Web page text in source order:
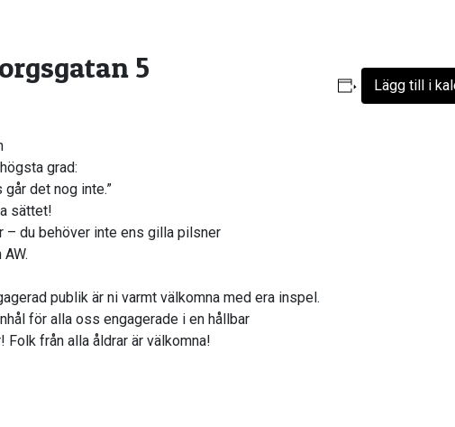
5
grad:
det nog inte.”
sättet!
– du behöver inte ens gilla pilsner
publik är ni varmt välkomna med era inspel.
för alla oss engagerade i en hållbar
Folk från alla åldrar är välkomna!
Lägg till i